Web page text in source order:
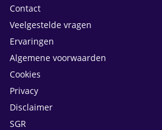
Contact
Veelgestelde vragen
Ervaringen
Algemene voorwaarden
Cookies
Privacy
Disclaimer
SGR